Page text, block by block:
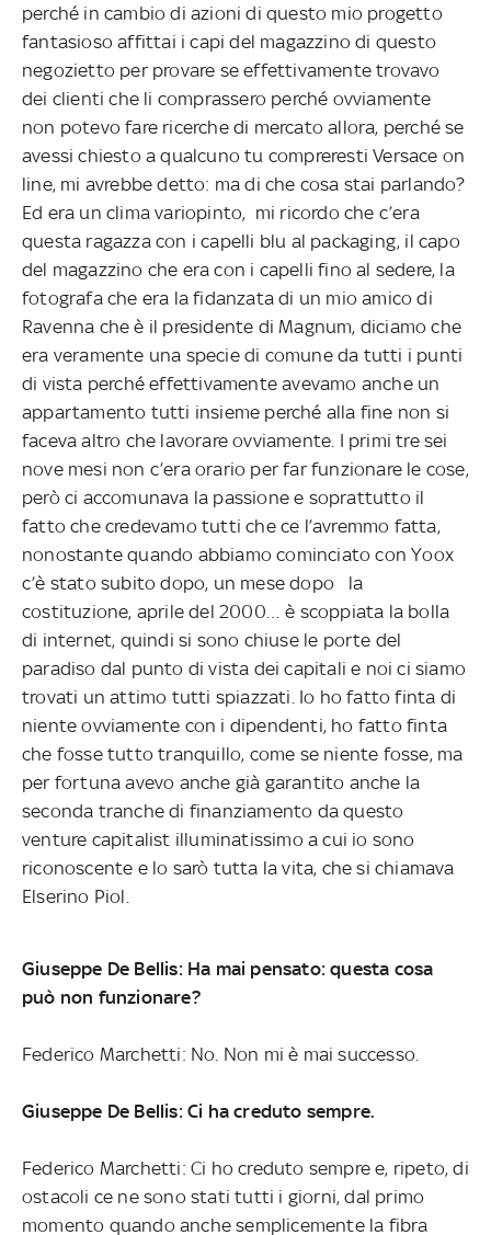
perché in cambio di azioni di questo mio progetto
fantasioso affittai i capi del magazzino di questo
negozietto per provare se effettivamente trovavo
dei clienti che li comprassero perché ovviamente
non potevo fare ricerche di mercato allora, perché se
avessi chiesto a qualcuno tu compreresti Versace on
line, mi avrebbe detto: ma di che cosa stai parlando?
Ed era un clima variopinto, mi ricordo che c’era
questa ragazza con i capelli blu al packaging, il capo
del magazzino che era con i capelli fino al sedere, la
fotografa che era la fidanzata di un mio amico di
Ravenna che è il presidente di Magnum, diciamo che
era veramente una specie di comune da tutti i punti
di vista perché effettivamente avevamo anche un
appartamento tutti insieme perché alla fine non si
faceva altro che lavorare ovviamente. I primi tre sei
nove mesi non c’era orario per far funzionare le cose,
però ci accomunava la passione e soprattutto il
fatto che credevamo tutti che ce l’avremmo fatta,
nonostante quando abbiamo cominciato con Yoox
c’è stato subito dopo, un mese dopo la
costituzione, aprile del 2000… è scoppiata la bolla
di internet, quindi si sono chiuse le porte del
paradiso dal punto di vista dei capitali e noi ci siamo
trovati un attimo tutti spiazzati. Io ho fatto finta di
niente ovviamente con i dipendenti, ho fatto finta
che fosse tutto tranquillo, come se niente fosse, ma
per fortuna avevo anche già garantito anche la
seconda tranche di finanziamento da questo
venture capitalist illuminatissimo a cui io sono
riconoscente e lo sarò tutta la vita, che si chiamava
Elserino Piol.
Giuseppe De Bellis: Ha mai pensato: questa cosa
può non funzionare?
Federico Marchetti: No. Non mi è mai successo.
Giuseppe De Bellis: Ci ha creduto sempre.
Federico Marchetti: Ci ho creduto sempre e, ripeto, di
ostacoli ce ne sono stati tutti i giorni, dal primo
momento quando anche semplicemente la fibra